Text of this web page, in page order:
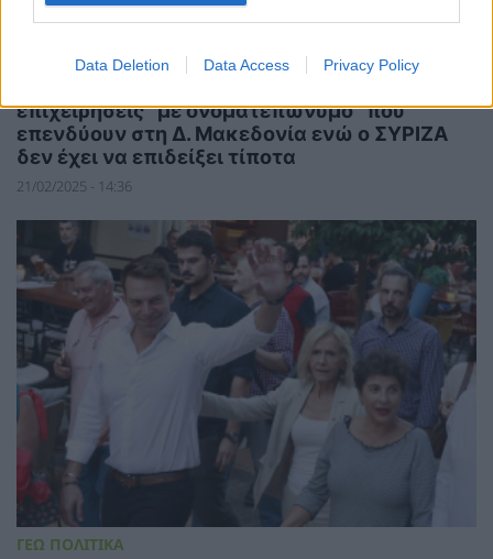
Data Deletion Data Access Privacy Policy
ΠΟΛΙΤΙΚΗ
επιχειρήσεις “με ονοματεπώνυμο” που
επενδύουν στη Δ. Μακεδονία ενώ ο ΣΥΡΙΖΑ
δεν έχει να επιδείξει τίποτα
21/02/2025 - 14:36
ΓΕΩ ΠΟΛΙΤΙΚΑ